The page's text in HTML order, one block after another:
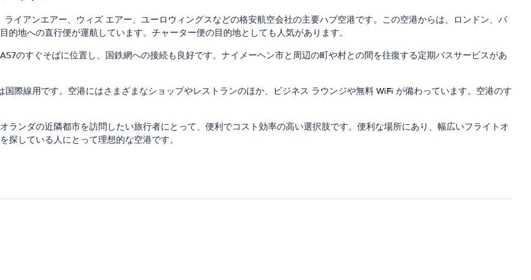
イアンエアー、ウィズ エアー、ユーロウィングスなどの格安航空会社の主要ハブ空港です。この空港からは、ロンドン、バ
地への直行便が運航しています。チャーター便の目的地としても人気があります。
のすぐそばに位置し、国鉄網への接続も良好です。ナイメーヘン市と周辺の町や村との間を往復する定期バスサービスがあ
際線用です。空港にはさまざまなショップやレストランのほか、ビジネス ラウンジや無料 WiFi が備わっています。空港のす
ランダの近隣都市を訪問したい旅行者にとって、便利でコスト効率の高い選択肢です。便利な場所にあり、幅広いフライトオ
探している人にとって理想的な空港です。